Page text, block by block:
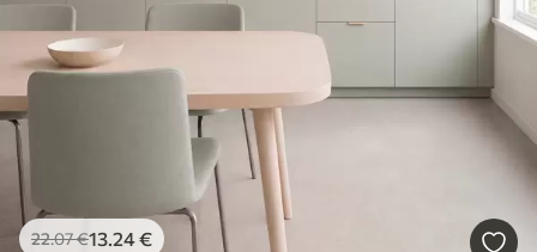
22.07€13.24€